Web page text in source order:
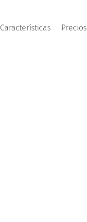
Características Precios